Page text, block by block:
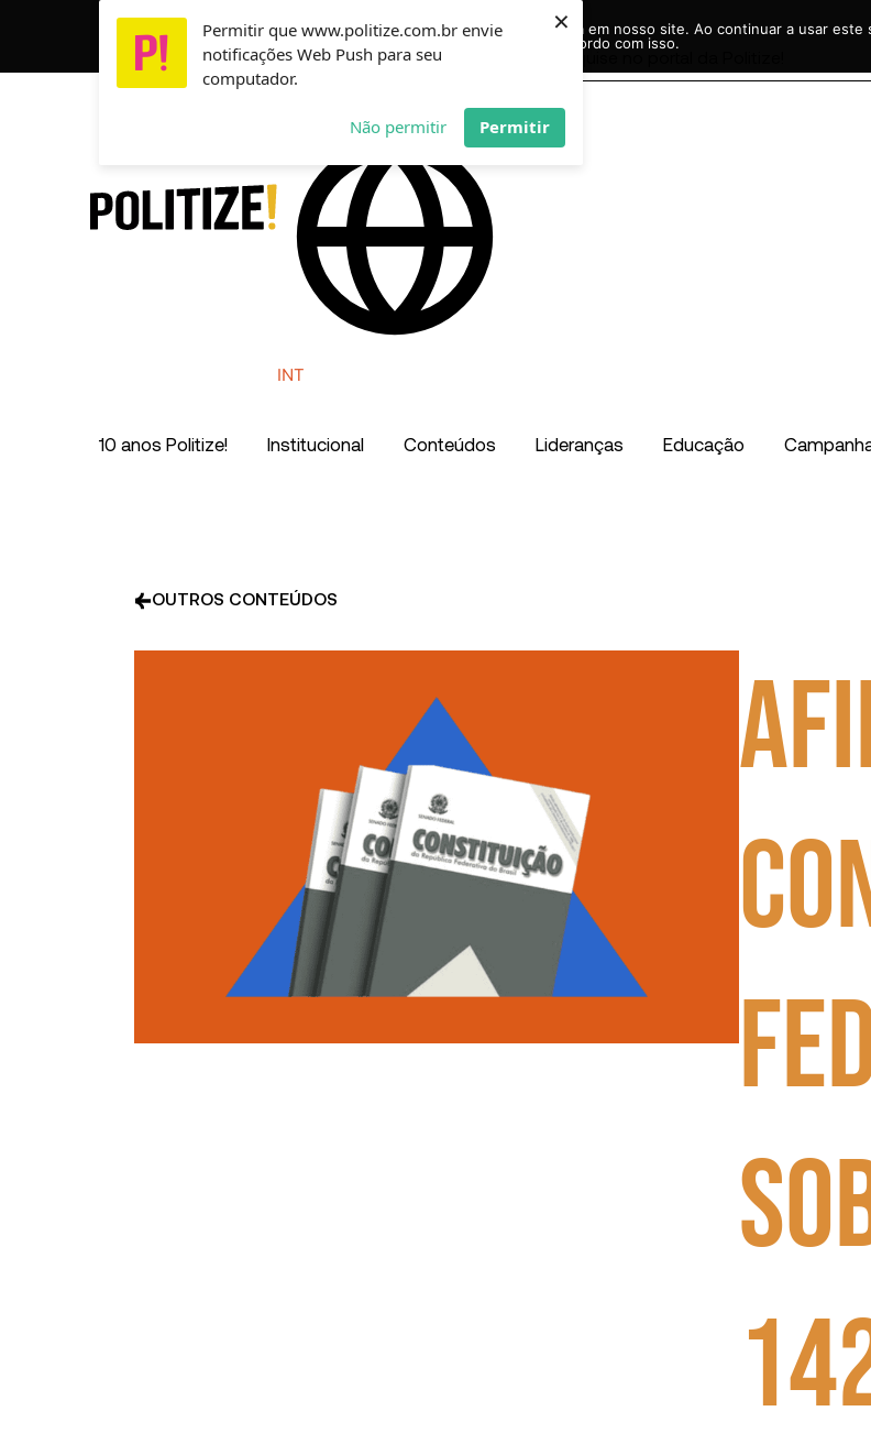
Permitir que www.politize.com.br envie
notificações Web Push para seu
computador.
Não permitir Permitir
×
CO
INT
Pesquisar
10 anos Politize! Institucional Conteúdos Lideranças Educação
OUTROS CONTEÚDOS
Usamos cookies para garantir que você tenha a melhor experiência em nosso site. Ao continuar a usar
acordo com isso.